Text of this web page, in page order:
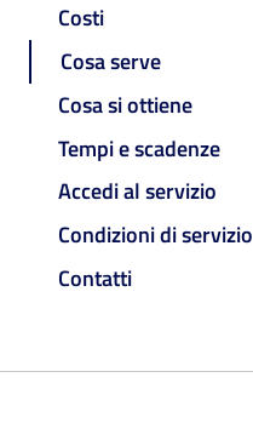
Costi
Cosa serve
Cosa si ottiene
Tempi e scadenze
Accedi al servizio
Condizioni di servizio
Contatti